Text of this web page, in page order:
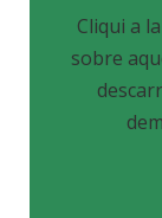
Cliqui a
sobre